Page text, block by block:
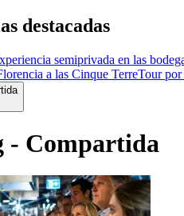
destacadas
semiprivada en las
a las Cinque TerreTour por
- Compartida